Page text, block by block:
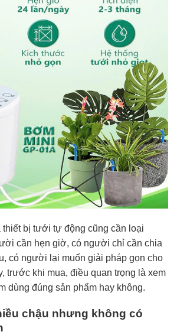
thiết bị tưới tự động cũng cần loại
cần hẹn giờ, có người chỉ cần chia
có người lại muốn giải pháp gọn cho
trước khi mua, điều quan trọng là xem
dùng đúng sản phẩm hay không.
chậu nhưng không có